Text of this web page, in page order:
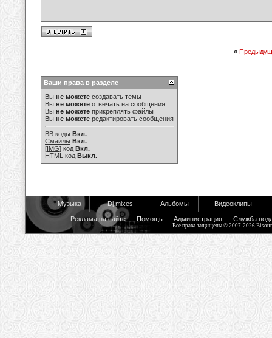
«
Ваши права в разделе
Вы не можете создавать темы
Вы не можете отвечать на сообщения
Вы не можете прикреплять файлы
Вы не можете редактировать сообщения
BB коды Вкл.
Смайлы Вкл.
[IMG] код Вкл.
HTML код Выкл.
Музыка Dj mixes Альбомы Видеоклипы
Реклама на сайте Помощь Администрация Служба
Все права защищены © 2007-2026